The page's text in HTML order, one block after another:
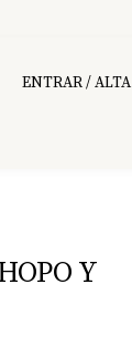
ENTRAR / ALTA
Y